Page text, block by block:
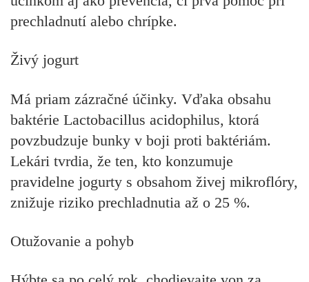
prechladnutí alebo chrípke.
Živý jogurt
Má priam zázračné účinky. Vďaka obsahu
baktérie Lactobacillus acidophilus, ktorá
povzbudzuje bunky v boji proti baktériám.
Lekári tvrdia, že ten, kto konzumuje
pravidelne jogurty s obsahom živej mikroflóry,
znižuje riziko prechladnutia až o 25 %.
Otužovanie a pohyb